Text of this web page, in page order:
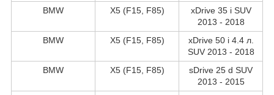
BMW
X5 (F15, F85)
xDrive 35 i SUV
2013 - 2018
BMW
X5 (F15, F85)
xDrive 50 i 4.4 л.
SUV 2013 - 2018
BMW
X5 (F15, F85)
sDrive 25 d SUV
2013 - 2015